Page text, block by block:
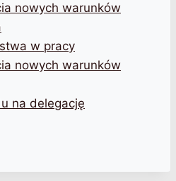
nowych warunków
w pracy
nowych warunków
na delegację